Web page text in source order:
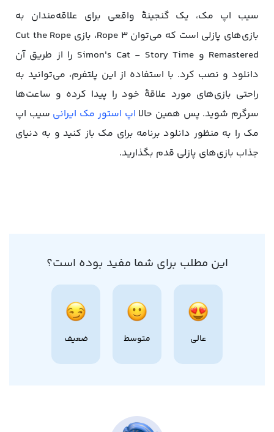
سیب اپ مک، یک گنجینۀ واقعی برای علاقه‌مندان به
بازی‌های پازلی است که می‌توان Rope 3، بازی Cut the Rope
Remastered و Simon's Cat - Story Time را از طریق آن
دانلود و نصب کرد. با استفاده از این پلتفرم، می‌توانید به
راحتی بازی‌های مورد علاقۀ خود را پیدا کرده و ساعت‌ها
سرگرم شوید. پس همین حالا اپ استور مک ایرانی سیب اپ
مک را به منظور دانلود برنامه برای مک باز کنید و به دنیای
جذاب بازی‌های پازلی قدم بگذارید.
این مطلب برای شما مفید بوده است؟
عالی متوسط ضعیف